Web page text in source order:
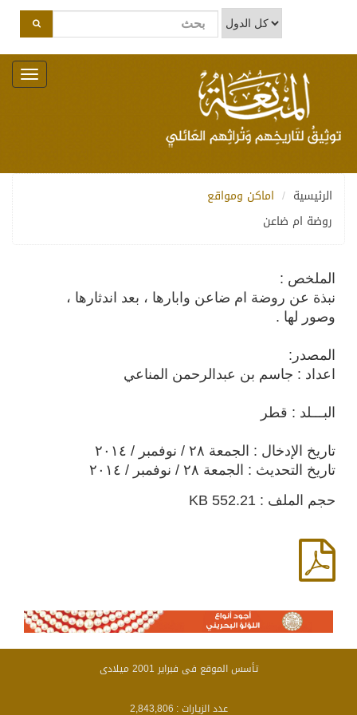
Toggle
navigation
الرئيسية
اماكن ومواقع
روضة ام ضاعن
الملخص :
نبذة عن روضة ام ضاعن وابارها ، بعد اندثارها ،
وصور لها .
المصدر:
اعداد : جاسم بن عبدالرحمن المناعي
البـــلد : قطر
تاريخ الإدخال : الجمعة ٢٨ / نوفمبر / ٢٠١٤
تاريخ التحديث : الجمعة ٢٨ / نوفمبر / ٢٠١٤
حجم الملف : 552.21 KB
تأسس الموقع فى فبراير 2001 ميلادى
عدد الزيارات : 2,843,806